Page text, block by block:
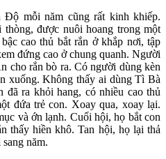
mỗi năm cũng rất kinh khiếp.
được nuôi hoang trong một
cao thủ bắt rắn ở khắp nơi, tập
đứng cao ở chung quanh. Người
cho rắn bò ra. Có người dùng kèn
xuống. Không thấy ai dùng Tì Bà
ra khỏi hang, có nhiều cao thủ
đứa trẻ con. Xoay qua, xoay lại.
và ớn lạnh. Cuối hội, họ bắt con
thấy hiền khô. Tan hội, họ lại thả
năm.